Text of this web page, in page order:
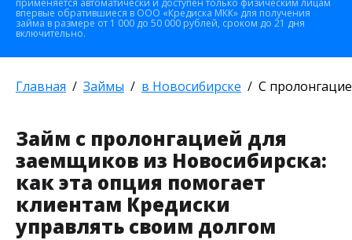
применяется автоматически и доступен только физическим лицам
впервые обратившиеся в ООО «Кредиска МКК» для получения
займа в размере от 1 000 до 50 000 рублей, сроком до 21 дня
включительно.
Главная Займы в Новосибирске С
Займ с пролонгацией для
заемщиков из Новосибирска:
как эта опция помогает
клиентам Кредиски
управлять своим долгом